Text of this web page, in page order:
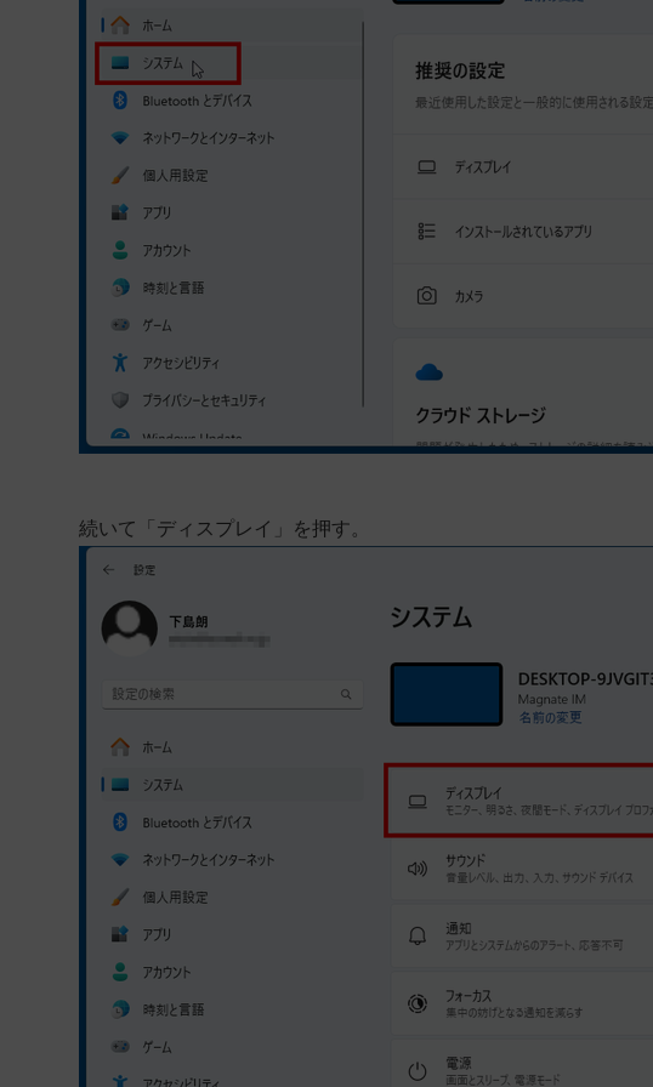
続いて「ディスプレイ」を押す。